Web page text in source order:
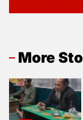
More